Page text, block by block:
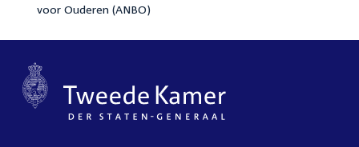
voor Ouderen (ANBO)